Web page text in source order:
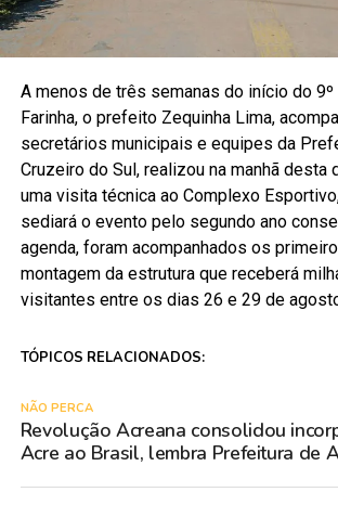
A menos de três semanas do início do
Farinha, o prefeito Zequinha Lima,
secretários municipais e equipes da
Cruzeiro do Sul, realizou na manhã desta
uma visita técnica ao Complexo
sediará o evento pelo segundo ano
agenda, foram acompanhados os
montagem da estrutura que receberá
visitantes entre os dias 26 e 29 de
TÓPICOS RELACIONADOS:
NÃO PERCA
Revolução Acreana consolidou
Acre ao Brasil, lembra Prefeitura de